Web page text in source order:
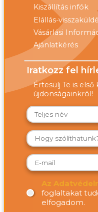
Kiszállítás infók
Elállás-
Vásárlási
Ajánlatkérés
Iratkozz fel
Értesülj Te is
újdonságainkról!
Az
foglaltakat
elfogadom.